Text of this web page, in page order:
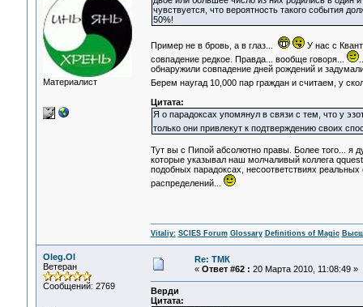
Материалист
чувствуется, что вероятность такого события
50%!
Пример не в бровь, а в глаз...
У нас с
совпадение редкое. Правда... вообще говоря...
обнаружили совпадение дней рождений и
Берем наугад 10,000 пар граждан и считаем, у
Цитата:
Я о парадоксах упомянул в связи с тем, что у
только они привлекут к подтверждению своих
Тут вы с Пипой абсолютно правы. Более того... я
которые указывал наш молчаливый коллега
подобных парадоксах, несоответствиях
распределений...
Vitaliy: SCIES Forum Glossary Definitions of Magic
Oleg.Ol
Ветеран
Сообщений: 2769
Re: ТМК
« Ответ #62 : 20 Марта 2010, 11:08:49 »
Верди
Цитата: